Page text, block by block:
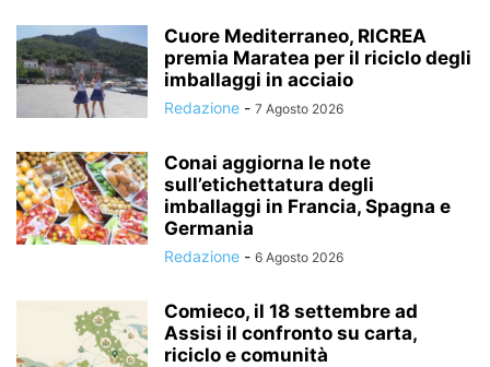
Cuore Mediterraneo, RICREA
premia Maratea per il riciclo degli
imballaggi in acciaio
Redazione - 7 Agosto 2026
Conai aggiorna le note
sull’etichettatura degli
imballaggi in Francia, Spagna e
Germania
Redazione - 6 Agosto 2026
Comieco, il 18 settembre ad
Assisi il confronto su carta,
riciclo e comunità